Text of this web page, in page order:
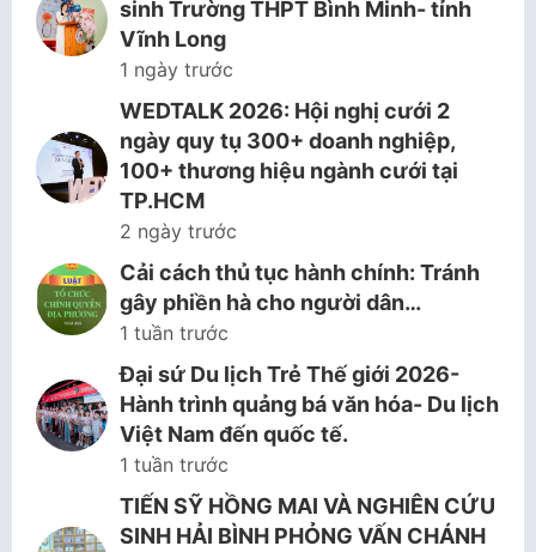
sinh Trường THPT Bình Minh- tỉnh
Vĩnh Long
1 ngày trước
WEDTALK 2026: Hội nghị cưới 2
ngày quy tụ 300+ doanh nghiệp,
100+ thương hiệu ngành cưới tại
TP.HCM
2 ngày trước
Cải cách thủ tục hành chính: Tránh
gây phiền hà cho người dân…
1 tuần trước
Đại sứ Du lịch Trẻ Thế giới 2026-
Hành trình quảng bá văn hóa- Du lịch
Việt Nam đến quốc tế.
1 tuần trước
TIẾN SỸ HỒNG MAI VÀ NGHIÊN CỨU
SINH HẢI BÌNH PHỎNG VẤN CHÁNH